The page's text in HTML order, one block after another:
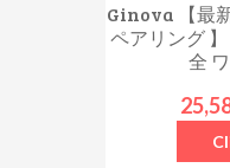
Ginova 【最
ペアリング
全